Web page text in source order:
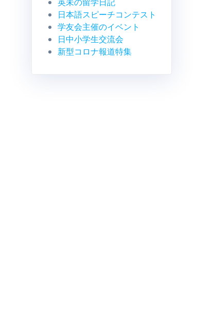
日本語スピーチコンテスト
学友会主催のイベント
日中小学生交流会
新型コロナ報道特集